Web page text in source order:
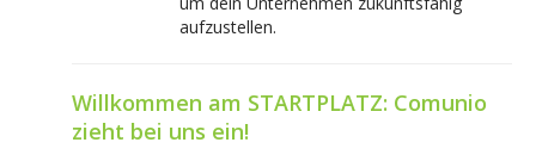
aufzustellen.
Willkommen am STARTPLATZ: Comunio
zieht bei uns ein!